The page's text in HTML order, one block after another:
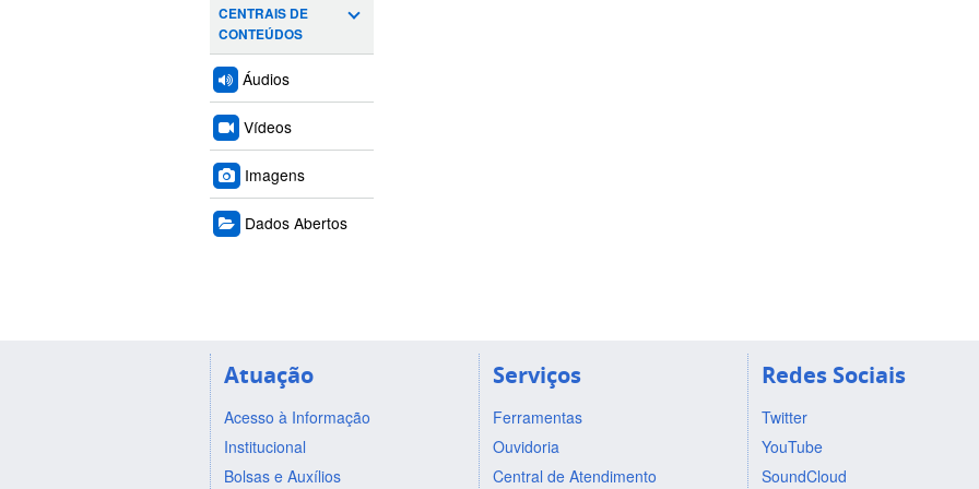
CENTRAIS DE
CONTEÚDOS
Áudios
Vídeos
Imagens
Dados Abertos
Atuação
Acesso à Informação
Institucional
Bolsas e Auxílios
Serviços
Ferramentas
Ouvidoria
Central de Atendimento
Redes Sociais
Twitter
YouTube
SoundCloud